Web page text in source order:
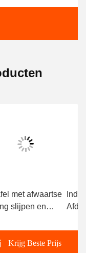
met afwaartse
slijpen en
Krijg Beste Prijs